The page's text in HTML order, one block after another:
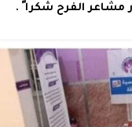
مشاعر الفرح شكرا ً .